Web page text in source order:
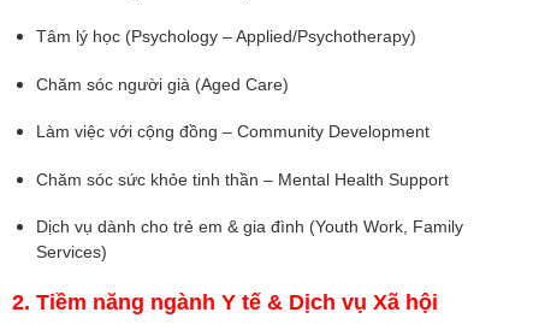
Tâm lý học (Psychology – Applied/Psychotherapy)
Chăm sóc người già (Aged Care)
Làm việc với cộng đồng – Community Development
Chăm sóc sức khỏe tinh thần – Mental Health Support
Dịch vụ dành cho trẻ em & gia đình (Youth Work, Family
Services)
2. Tiềm năng ngành Y tế & Dịch vụ Xã hội